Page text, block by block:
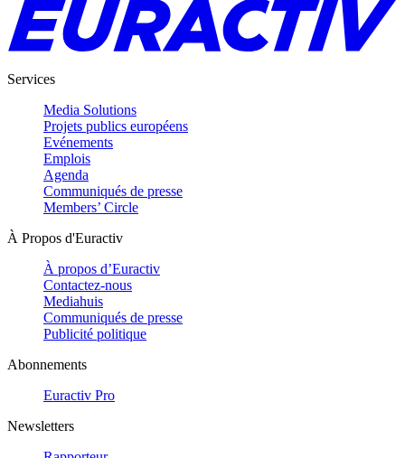
Services
Media Solutions
Projets publics européens
Evénements
Emplois
Agenda
Communiqués de presse
Members’ Circle
À Propos d'Euractiv
À propos d’Euractiv
Contactez-nous
Mediahuis
Communiqués de presse
Publicité politique
Abonnements
Euractiv Pro
Newsletters